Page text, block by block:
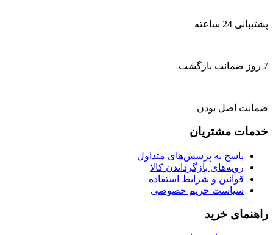
پشتیبانی 24 ساعته
7 روز ضمانت بازگشت
ضمانت اصل بودن
خدمات مشتریان
پاسخ به پرسش‌های متداول
رویه‌های بازگرداندن کالا
قوانین و شرایط استفاده
سیاست حریم خصوصی
راهنمای خرید